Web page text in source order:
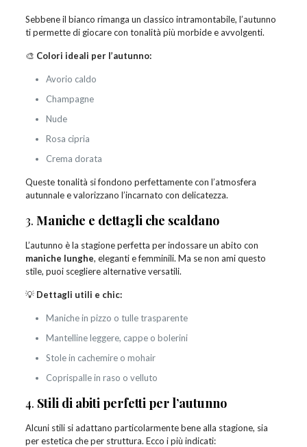
Sebbene il bianco rimanga un classico intramontabile, l’autunno
ti permette di giocare con tonalità più morbide e avvolgenti.
🎨 Colori ideali per l’autunno:
Avorio caldo
Champagne
Nude
Rosa cipria
Crema dorata
Queste tonalità si fondono perfettamente con l’atmosfera
autunnale e valorizzano l’incarnato con delicatezza.
3. Maniche e dettagli che scaldano
L’autunno è la stagione perfetta per indossare un abito con
maniche lunghe, eleganti e femminili. Ma se non ami questo
stile, puoi scegliere alternative versatili.
💡 Dettagli utili e chic:
Maniche in pizzo o tulle trasparente
Mantelline leggere, cappe o bolerini
Stole in cachemire o mohair
Coprispalle in raso o velluto
4. Stili di abiti perfetti per l’autunno
Alcuni stili si adattano particolarmente bene alla stagione, sia
per estetica che per struttura. Ecco i più indicati: